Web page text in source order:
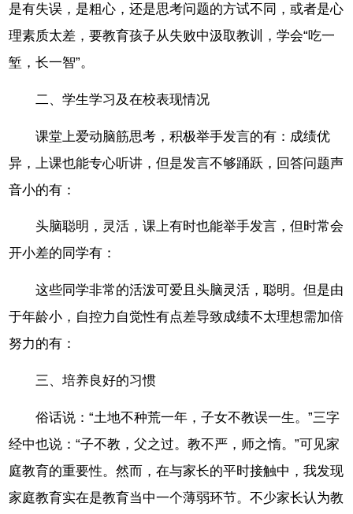
是有失误，是粗心，还是思考问题的方试不同，或者是心
理素质太差，要教育孩子从失败中汲取教训，学会“吃一
堑，长一智”。
二、学生学习及在校表现情况
课堂上爱动脑筋思考，积极举手发言的有：成绩优
异，上课也能专心听讲，但是发言不够踊跃，回答问题声
音小的有：
头脑聪明，灵活，课上有时也能举手发言，但时常会
开小差的同学有：
这些同学非常的活泼可爱且头脑灵活，聪明。但是由
于年龄小，自控力自觉性有点差导致成绩不太理想需加倍
努力的有：
三、培养良好的习惯
俗话说：“土地不种荒一年，子女不教误一生。”三字
经中也说：“子不教，父之过。教不严，师之惰。”可见家
庭教育的重要性。然而，在与家长的平时接触中，我发现
家庭教育实在是教育当中一个薄弱环节。不少家长认为教